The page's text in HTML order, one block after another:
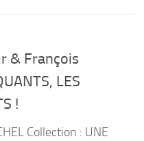
& François
LES
!
Collection : UNE